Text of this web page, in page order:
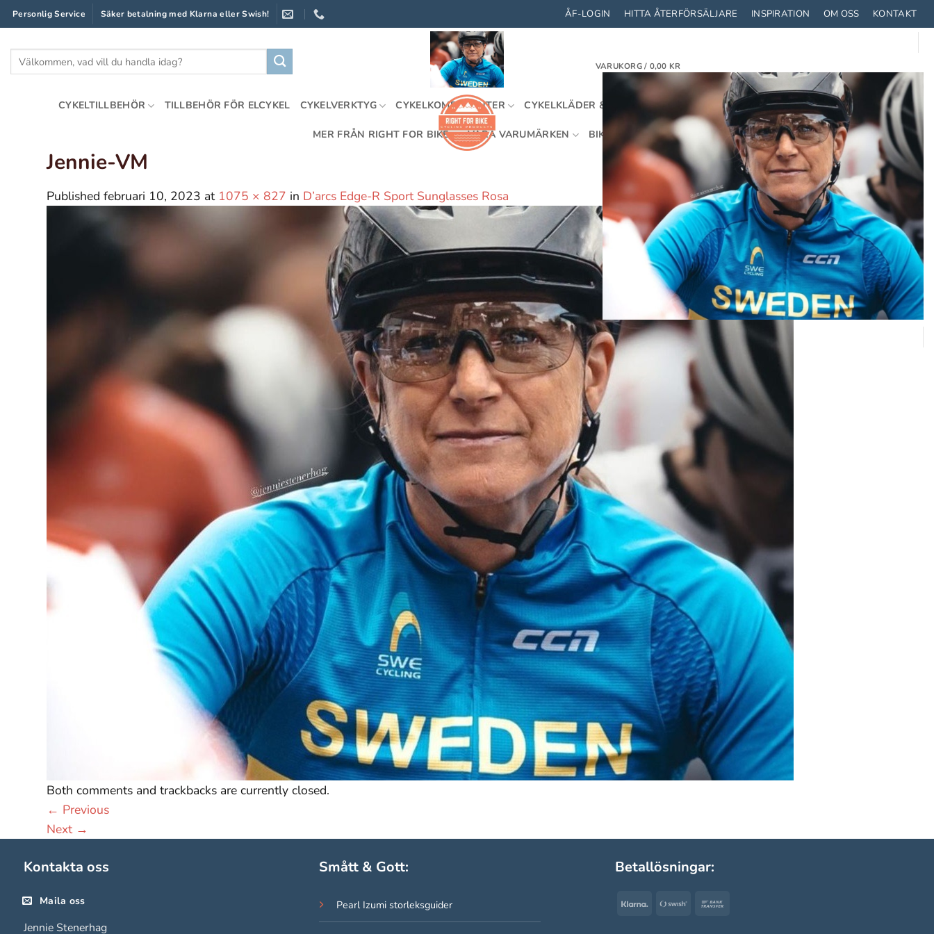
Skip
to
content
Personlig Service Säker betalning med Klarna eller Swish! ÅF-LOGIN HITTA ÅTERFÖRSÄLJARE INSPIRATION OM OSS KONTAKT
Sök
VARUKORG / 0,00 KR
CYKELTILLBEHÖR TILLBEHÖR FÖR ELCYKEL CYKELVERKTYG CYKELKOMPONENTER CYKELKLÄDER & UTRUSTNING STRUMPOR CYKLA MED BARN
MER FRÅN RIGHT FOR BIKE VÅRA VARUMÄRKEN BIKEFIT
Jennie-VM
Publishedfebruari 10, 2023 at 1075 × 827 in D’arcs Edge-R Sport Sunglasses Rosa
Both comments and trackbacks are currently closed.
← Previous
Next →
Kontakta oss
Maila oss
Jennie Stenerhag
Smått & Gott:
Pearl Izumi storleksguider
Betallösningar:
Klarna Swish
Dessa kakor
För att vi ska
förbättra
hemsidans
och
baserat på
hur